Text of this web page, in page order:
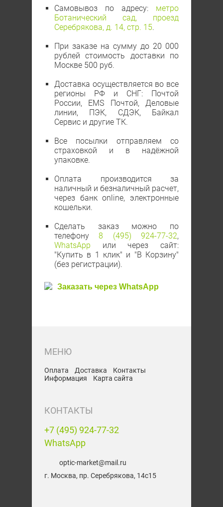
Самовывоз по адресу: метро
Ботанический сад, проезд
Серебрякова, д. 14, стр. 15.
При заказе на сумму до 20 000
рублей стоимость доставки по
Москве 500 руб.
Доставка осуществляется во все
регионы РФ и СНГ: Почтой
России, EMS Почтой, Деловые
линии, ПЭК, СДЭК, Байкал
Сервис и другие ТК.
Все посылки отправляем со
страховкой и в надёжной
упаковке.
Оплата производится за
наличный и безналичный расчет,
через банк online, электронные
кошельки.
Сделать заказ можно по
телефону8 (495) 924-77-32,
WhatsApp или через сайт:
"Купить в 1 клик" и "В Корзину"
(без регистрации).
Заказать через WhatsApp
Оплата Доставка
Контакты
Информация
Карта сайта
+7 (495) 924-77-32
WhatsApp
optic-market@mail.ru
г. Москва, пр. Серебрякова, 14с15